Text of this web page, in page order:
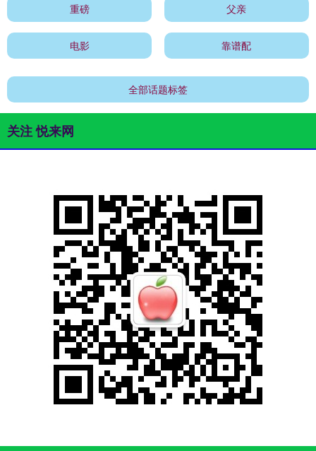
重磅 父亲
电影 靠谱配
全部话题标签
关注 悦来网